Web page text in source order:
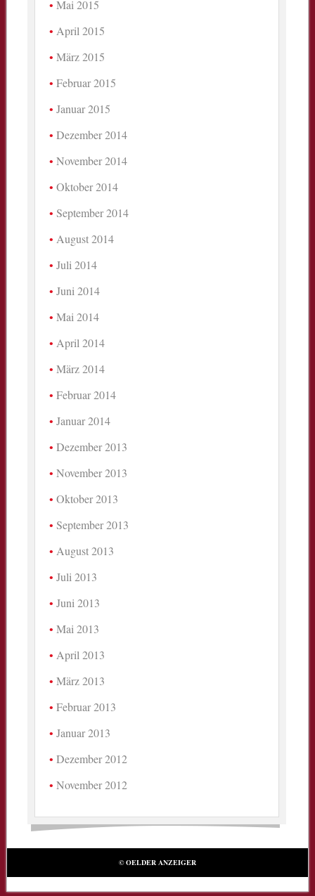
Mai 2015
April 2015
März 2015
Februar 2015
Januar 2015
Dezember 2014
November 2014
Oktober 2014
September 2014
August 2014
Juli 2014
Juni 2014
Mai 2014
April 2014
März 2014
Februar 2014
Januar 2014
Dezember 2013
November 2013
Oktober 2013
September 2013
August 2013
Juli 2013
Juni 2013
Mai 2013
April 2013
März 2013
Februar 2013
Januar 2013
Dezember 2012
November 2012
© OELDER ANZEIGER